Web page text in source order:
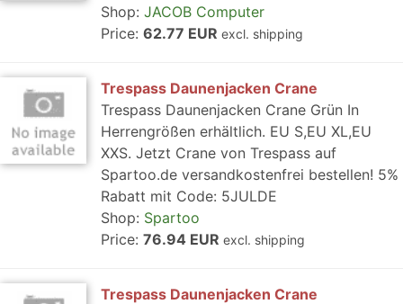
Shop: JACOB Computer
Price: 62.77 EUR excl. shipping
Trespass Daunenjacken Crane
Trespass Daunenjacken Crane Grün In
Herrengrößen erhältlich. EU S,EU XL,EU
XXS. Jetzt Crane von Trespass auf
Spartoo.de versandkostenfrei bestellen! 5%
Rabatt mit Code: 5JULDE
Shop: Spartoo
Price: 76.94 EUR excl. shipping
Trespass Daunenjacken Crane